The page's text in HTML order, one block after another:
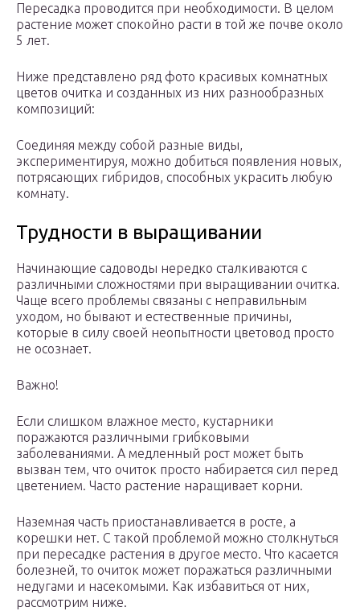
Пересадка проводится при необходимости. В целом
растение может спокойно расти в той же почве около
5 лет.
Ниже представлено ряд фото красивых комнатных
цветов очитка и созданных из них разнообразных
композиций:
Соединяя между собой разные виды,
экспериментируя, можно добиться появления новых,
потрясающих гибридов, способных украсить любую
комнату.
Трудности в выращивании
Начинающие садоводы нередко сталкиваются с
различными сложностями при выращивании очитка.
Чаще всего проблемы связаны с неправильным
уходом, но бывают и естественные причины,
которые в силу своей неопытности цветовод просто
не осознает.
Важно!
Если слишком влажное место, кустарники
поражаются различными грибковыми
заболеваниями. А медленный рост может быть
вызван тем, что очиток просто набирается сил перед
цветением. Часто растение наращивает корни.
Наземная часть приостанавливается в росте, а
корешки нет. С такой проблемой можно столкнуться
при пересадке растения в другое место. Что касается
болезней, то очиток может поражаться различными
недугами и насекомыми. Как избавиться от них,
рассмотрим ниже.